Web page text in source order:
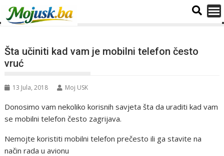
Šta učiniti kad vam je mobilni telefon često
vruć
13 Jula, 2018 Moj USK
Donosimo vam nekoliko korisnih savjeta šta da uraditi kad vam
se mobilni telefon često zagrijava.
Nemojte koristiti mobilni telefon prečesto ili ga stavite na
način rada u avionu